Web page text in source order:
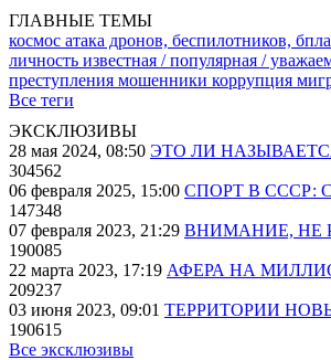
ГЛАВНЫЕ ТЕМЫ
космос атака дронов, беспилотников, бпла
личность известная / популярная /
преступления мошенники коррупция
Все теги
ЭКСКЛЮЗИВЫ
28 мая 2024, 08:50 ЭТО ЛИ
304562
06 февраля 2025, 15:00 СПОРТ В СССР:
147348
07 февраля 2023, 21:29 ВНИМАНИЕ, НЕ
190085
22 марта 2023, 17:19 АФЕРА НА
209237
03 июня 2023, 09:01 ТЕРРИТОРИИ
190615
Все эксклюзивы